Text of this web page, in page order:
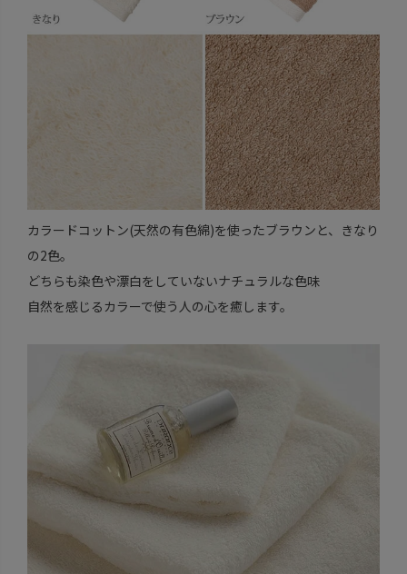
カラードコットン(天然の有色綿)を使ったブラウンと、きなり
の2色。
どちらも染色や漂白をしていないナチュラルな色味
自然を感じるカラーで使う人の心を癒します。